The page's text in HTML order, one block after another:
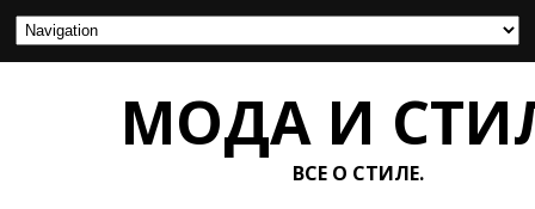
МОДА И
ВСЕ О СТИЛЕ.